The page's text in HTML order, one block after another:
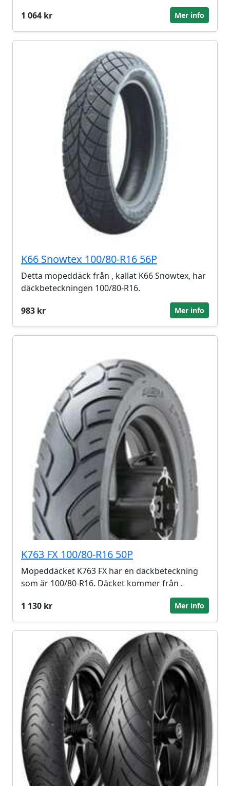
1 064 kr Mer info
K66 Snowtex 100/80-R16 56P
Detta mopeddäck från , kallat K66 Snowtex, har
däckbeteckningen 100/80-R16.
983 kr
Mer info
K763 FX 100/80-R16 50P
Mopeddäcket K763 FX har en däckbeteckning
som är 100/80-R16. Däcket kommer från .
1 130 kr
Mer info